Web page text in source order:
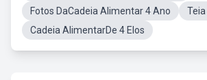
Fotos DaCadeia Alimentar 4 Ano
Cadeia AlimentarDe 4 Elos